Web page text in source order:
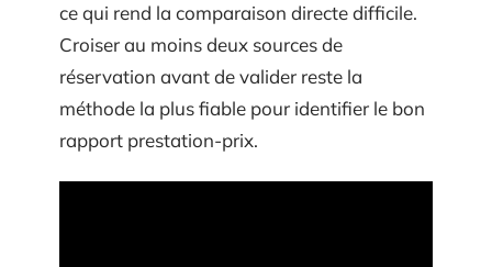
ce qui rend la comparaison directe difficile.
Croiser au moins deux sources de
réservation avant de valider reste la
méthode la plus fiable pour identifier le bon
rapport prestation-prix.